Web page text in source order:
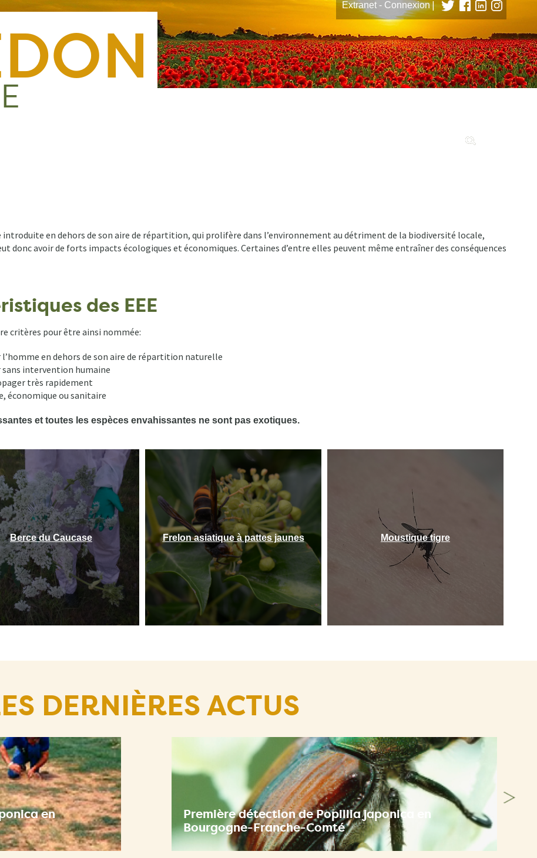
Extranet - Connexion|
introduite en dehors de son aire de répartition, qui prolifère dans l’environnement au détriment de la biodiversité locale,
donc avoir de forts impacts écologiques et économiques. Certaines d’entre elles peuvent même entraîner des conséquences
des EEE
critères pour être ainsi nommée:
en dehors de son aire de répartition naturelle
sans intervention humaine
très rapidement
économique ou sanitaire
et toutes les espèces envahissantes ne sont pas exotiques.
Berce du Caucase Frelon asiatique à pattes jaunes Moustique tigre
DERNIÈRES ACTUS
en
Première détection de Popillia japonica en
Bourgogne-Franche-Comté